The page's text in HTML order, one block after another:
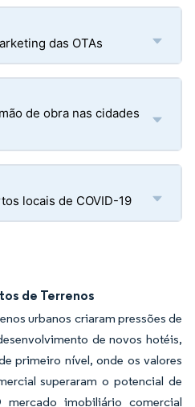
das OTAs
de obra nas cidades
locais de COVID-19
de Terrenos
urbanos criaram pressões de
de novos hotéis,
primeiro nível, onde os valores
superaram o potencial de
imobiliário comercial